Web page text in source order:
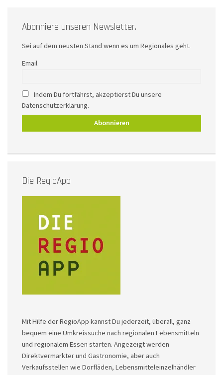
Abonniere unseren Newsletter.
Sei auf dem neusten Stand wenn es um Regionales geht.
Email
Indem Du fortfährst, akzeptierst Du unsere
Datenschutzerklärung.
Die RegioApp
Mit Hilfe der RegioApp kannst Du jederzeit, überall, ganz
bequem eine Umkreissuche nach regionalen Lebensmitteln
und regionalem Essen starten. Angezeigt werden
Direktvermarkter und Gastronomie, aber auch
Verkaufsstellen wie Dorfläden, Lebensmitteleinzelhändler